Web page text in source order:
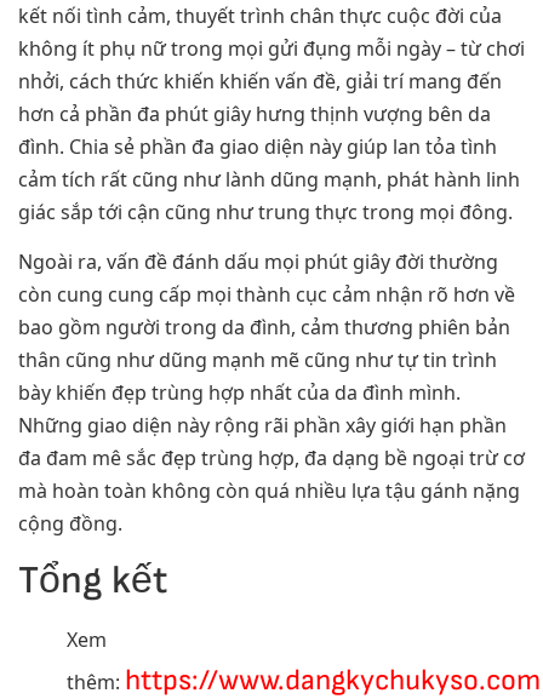
kết nối tình cảm, thuyết trình chân thực cuộc đời của
không ít phụ nữ trong mọi gửi đụng mỗi ngày – từ chơi
nhởi, cách thức khiến khiến vấn đề, giải trí mang đến
hơn cả phần đa phút giây hưng thịnh vượng bên da
đình. Chia sẻ phần đa giao diện này giúp lan tỏa tình
cảm tích rất cũng như lành dũng mạnh, phát hành linh
giác sắp tới cận cũng như trung thực trong mọi đông.
Ngoài ra, vấn đề đánh dấu mọi phút giây đời thường
còn cung cung cấp mọi thành cục cảm nhận rõ hơn về
bao gồm người trong da đình, cảm thương phiên bản
thân cũng như dũng mạnh mẽ cũng như tự tin trình
bày khiến đẹp trùng hợp nhất của da đình mình.
Những giao diện này rộng rãi phần xây giới hạn phần
đa đam mê sắc đẹp trùng hợp, đa dạng bề ngoại trừ cơ
mà hoàn toàn không còn quá nhiều lựa tậu gánh nặng
cộng đồng.
Tổng kết
Xem
thêm: https://www.dangkychukyso.com